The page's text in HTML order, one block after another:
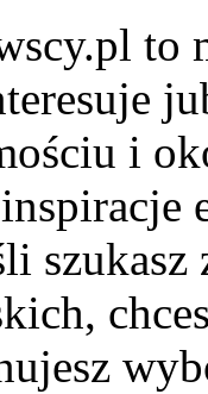
to
i
szukasz